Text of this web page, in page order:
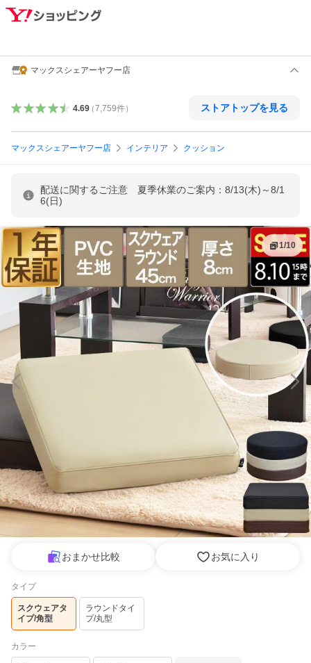
マックスシェアーヤフー店
4.69（7,759件） ストアトップを見る
マックスシェアーヤフー店 インテリア クッション
配送に関するご注意 夏季休業のご案内：8/13(木)～8/1
6(日)
1/10
おまかせ比較 お気に入り
タイプ
スクウェアタ
イプ/角型
ラウンドタイ
プ/丸型
カラー